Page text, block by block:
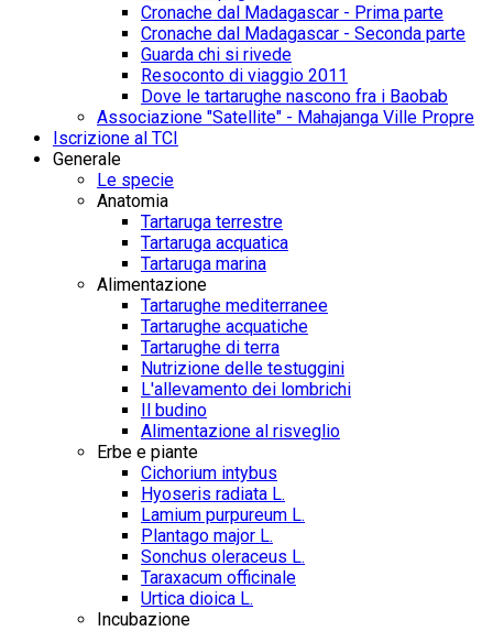
Cronache dal Madagascar - Prima parte
Cronache dal Madagascar - Seconda parte
Guarda chi si rivede
Resoconto di viaggio 2011
Dove le tartarughe nascono fra i Baobab
Associazione "Satellite" - Mahajanga Ville Propre
Iscrizione al TCI
Generale
Le specie
Anatomia
Tartaruga terrestre
Tartaruga acquatica
Tartaruga marina
Alimentazione
Tartarughe mediterranee
Tartarughe acquatiche
Tartarughe di terra
Nutrizione delle testuggini
L'allevamento dei lombrichi
Il budino
Alimentazione al risveglio
Erbe e piante
Cichorium intybus
Hyoseris radiata L.
Lamium purpureum L.
Plantago major L.
Sonchus oleraceus L.
Taraxacum officinale
Urtica dioica L.
Incubazione